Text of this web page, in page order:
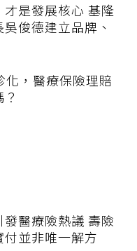
才是發展核心 基隆
俊德建立品牌、
化，醫療保險理賠
醫療險熱議 壽險
並非唯一解方